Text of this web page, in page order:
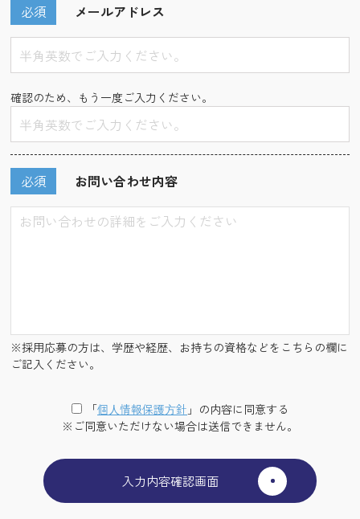
メールアドレス
必須
確認のため、もう一度ご入力ください。
お問い合わせ内容
必須
※採用応募の方は、学歴や経歴、お持ちの資格などをこちらの欄に
ご記入ください。
「個⼈情報保護⽅針 」の内容に同意する
※ご同意いただけない場合は送信できません。